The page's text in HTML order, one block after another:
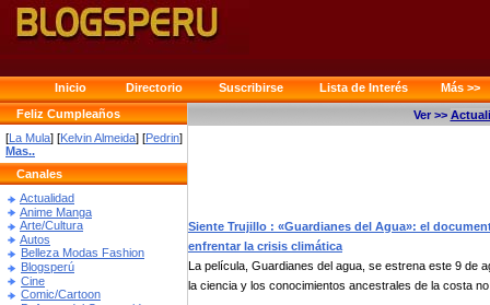
Inicio Directorio Suscribirse Lista de Interés
Más >>
Feliz Cumpleaños
[La Mula] [Kelvin Almeida] [Pedrin]
Mas..
Canales
Actualidad
Anime Manga
Arte/Cultura
Autos
Belleza Modas Fashion
Blogsperú
Cine
Comic/Cartoon
Ver >>
Siente Trujillo : «Guardianes del Agua»: el
enfrentar la crisis climática
La película, Guardianes del agua, se estrena este 9 de
la ciencia y los conocimientos ancestrales de la costa